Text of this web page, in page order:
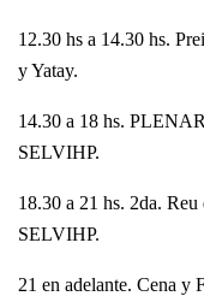
12.30 hs a 14.30 hs.
y Yatay.
14.30 a 18 hs.
SELVIHP.
18.30 a 21 hs. 2da.
SELVIHP.
21 en adelante. Cena y